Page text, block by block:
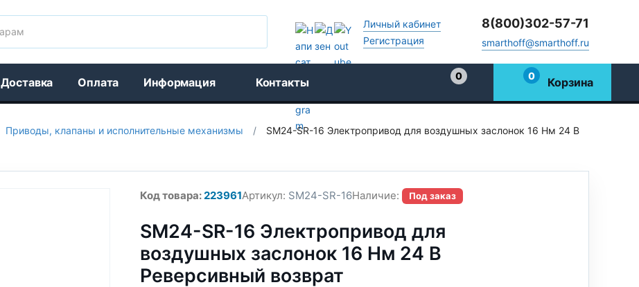
Личный кабинет
Регистрация
8(800)302-57-71
smarthoff@smarthoff.ru
Доставка Оплата Информация Контакты
0
0 Корзина
Приводы, клапаны и исполнительные механизмы /
SM24-SR-16 Электропривод для воздушных заслонок 16 Нм 24 В
Код товара:223961Артикул: SM24-SR-16Наличие: Под заказ
SM24-SR-16 Электропривод для
воздушных заслонок 16 Нм 24 В
Реверсивный возврат